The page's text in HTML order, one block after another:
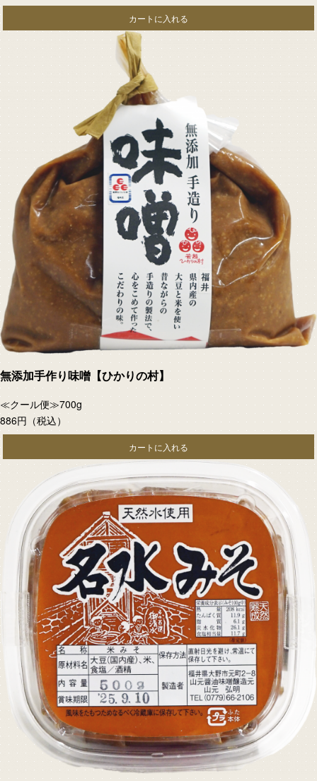
カートに入れる
無添加手作り味噌【ひかりの村】
≪クール便≫700g
886円 （税込）
カートに入れる